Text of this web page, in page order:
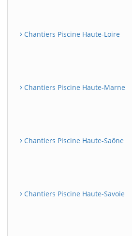
Chantiers Piscine Haute-Loire
Chantiers Piscine Haute-Marne
Chantiers Piscine Haute-Saône
Chantiers Piscine Haute-Savoie